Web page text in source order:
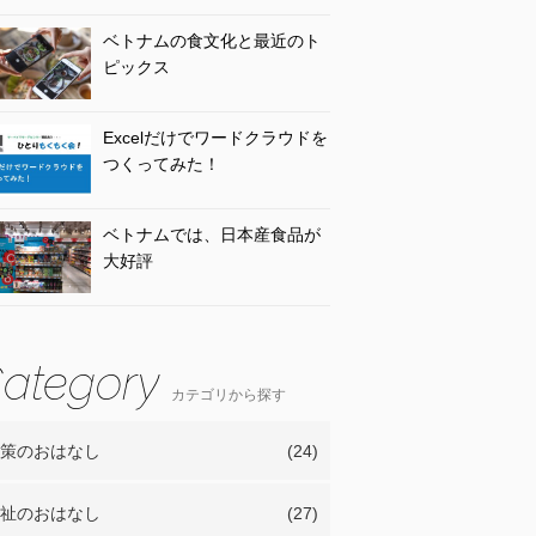
ベトナムの食文化と最近のト
ピックス
Excelだけでワードクラウドを
つくってみた！
ベトナムでは、日本産食品が
大好評
カテゴリから探す
のおはなし (24)
のおはなし (27)